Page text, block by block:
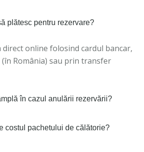
plătesc pentru rezervare?
online folosind cardul bancar,
(în România) sau prin transfer
în cazul anulării rezervării?
costul pachetului de călătorie?